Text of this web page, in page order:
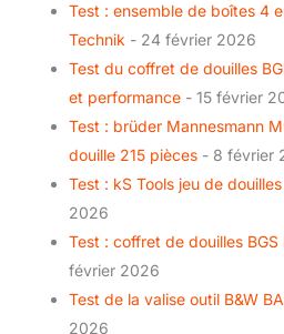
Test : ensemble de boîtes 4
Technik - 24 février 2026
Test du coffret de douilles
et performance - 15 février
Test : brüder Mannesmann
douille 215 pièces - 8 février
Test : kS Tools jeu de
2026
Test : coffret de douilles BGS
février 2026
Test de la valise outil B&W
2026